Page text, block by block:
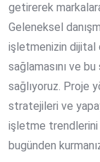
getirerek
Geleneksel
işletmenizin dijital
sağlamasını ve
sağlıyoruz. Proje
stratejileri ve
işletme
bugünden